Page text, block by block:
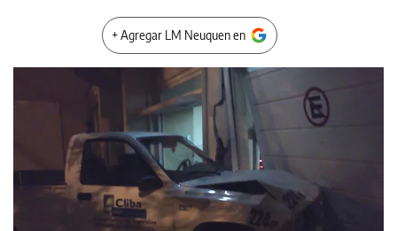
+ Agregar LM Neuquen en